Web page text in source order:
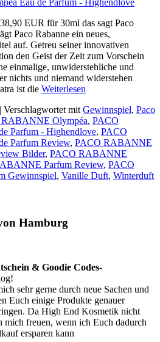
EUR für 30ml das sagt Paco
Paco Rabanne ein neues,
auf. Getreu seiner innovativen
den Geist der Zeit zum Vorschein
einmalige, unwiderstehliche und
nichts und niemand widerstehen
ist die Weiterlesen
| Verschlagwortet mit Gewinnspiel, Paco
Olympéa, PACO
Parfum - Highendlove, PACO
Parfum Review, PACO RABANNE
Bilder, PACO RABANNE
Parfum Review, PACO
Gewinnspiel, Vanille Duft, Winterduft
Hamburg
& Goodie Codes-
sehr gerne durch neue Sachen und
Euch einige Produkte genauer
Da High End Kosmetik nicht
mich freuen, wenn ich Euch dadurch
ersparen kann